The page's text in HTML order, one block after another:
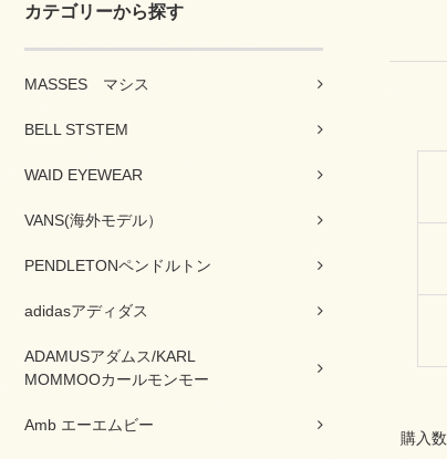
カテゴリーから探す
MASSES マシス
BELL STSTEM
WAID EYEWEAR
VANS(海外モデル）
PENDLETONペンドルトン
adidasアディダス
ADAMUSアダムス/KARL
MOMMOOカールモンモー
Amb エーエムビー
購入数